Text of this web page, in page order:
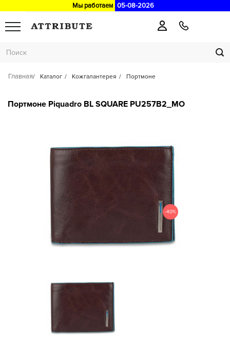
Мы работаем 05-08-2026
Главная Каталог Кожгалантерея Портмоне
Портмоне Piquadro BL SQUARE PU257B2_MO
-40%